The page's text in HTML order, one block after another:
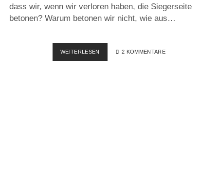
dass wir, wenn wir verloren haben, die Siegerseite
betonen? Warum betonen wir nicht, wie aus…
WEITERLESEN
GLÜCK
2 KOMMENTARE